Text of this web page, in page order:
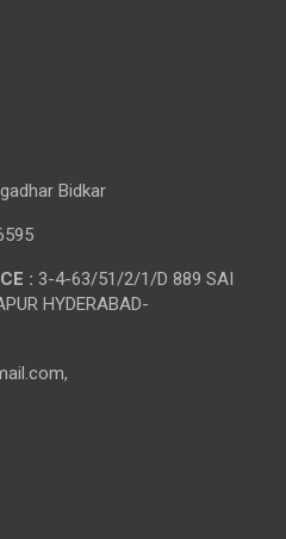
Bidkar
: 3-4-63/51/2/1/D 889 SAI
HYDERABAD-